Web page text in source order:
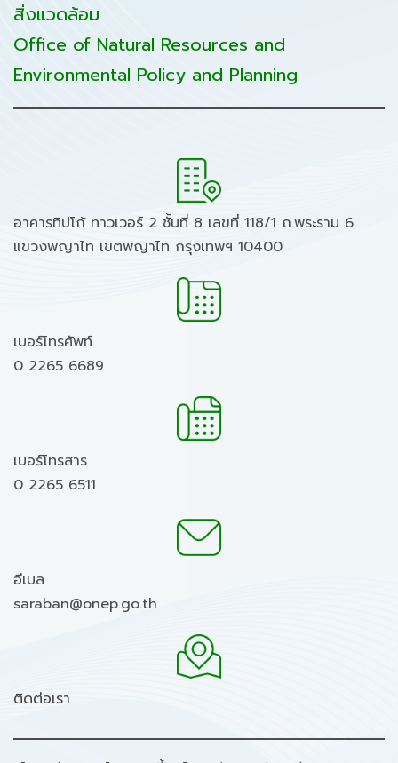
สิ่งแวดล้อม
Office of Natural Resources and
Environmental Policy and Planning
อาคารทิปโก้ ทาวเวอร์ 2 ชั้นที่ 8 เลขที่ 118/1 ถ.พระราม 6
แขวงพญาไท เขตพญาไท กรุงเทพฯ 10400
เบอร์โทรศัพท์
0 2265 6689
เบอร์โทรสาร
0 2265 6511
อีเมล
saraban@onep.go.th
ติดต่อเรา